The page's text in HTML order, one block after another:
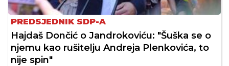
PREDSJEDNIK SDP-A
Hajdaš Dončić o Jandrokoviću: "Šuška se o
njemu kao rušitelju Andreja Plenkovića, to
nije spin"